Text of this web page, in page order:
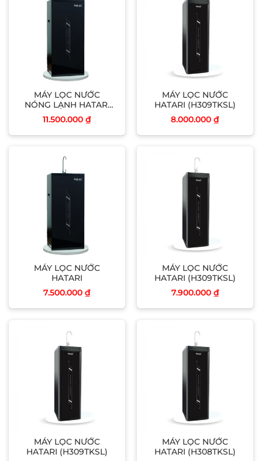
MÁY LỌC NƯỚC
NÓNG LẠNH HATARI
(H309NL)
11.500.000 ₫
MÁY LỌC NƯỚC
HATARI (H309TKSL)
8.000.000 ₫
MÁY LỌC NƯỚC
HATARI
7.500.000 ₫
MÁY LỌC NƯỚC
HATARI (H309TKSL)
7.900.000 ₫
MÁY LỌC NƯỚC
HATARI (H309TKSL)
MÁY LỌC NƯỚC
HATARI (H308TKSL)